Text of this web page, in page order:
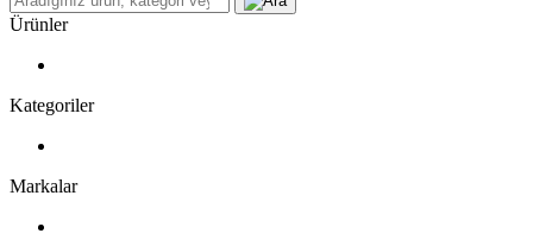
Ürünler
Kategoriler
Markalar